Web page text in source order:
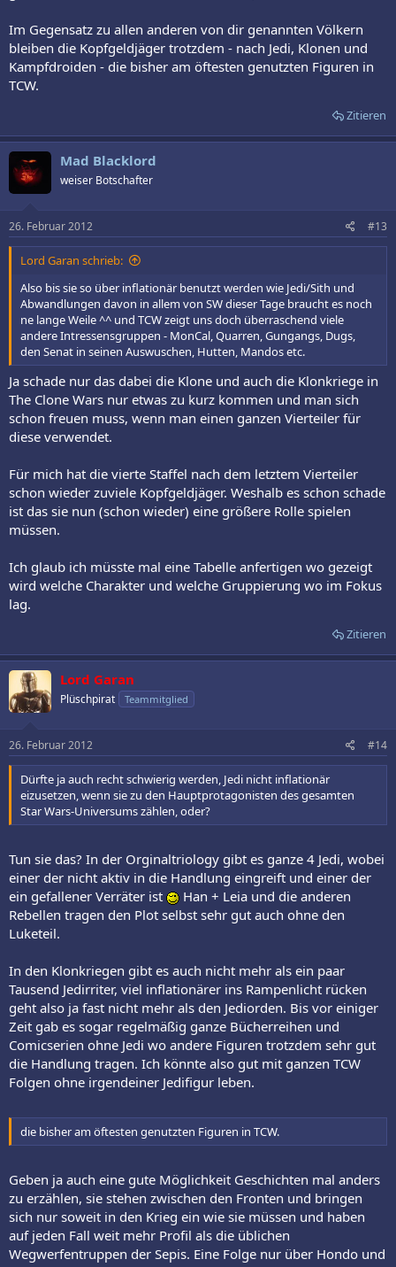
Im Gegensatz zu allen anderen von dir genannten Völkern
bleiben die Kopfgeldjäger trotzdem - nach Jedi, Klonen und
Kampfdroiden - die bisher am öftesten genutzten Figuren in
TCW.
Zitieren
Mad Blacklord
weiser Botschafter
26. Februar 2012 #13
Lord Garan schrieb:
Also bis sie so über inflationär benutzt werden wie Jedi/Sith und
Abwandlungen davon in allem von SW dieser Tage braucht es noch
ne lange Weile ^^ und TCW zeigt uns doch überraschend viele
andere Intressensgruppen - MonCal, Quarren, Gungangs, Dugs,
den Senat in seinen Auswuschen, Hutten, Mandos etc.
Ja schade nur das dabei die Klone und auch die Klonkriege in
The Clone Wars nur etwas zu kurz kommen und man sich
schon freuen muss, wenn man einen ganzen Vierteiler für
diese verwendet.
Für mich hat die vierte Staffel nach dem letztem Vierteiler
schon wieder zuviele Kopfgeldjäger. Weshalb es schon schade
ist das sie nun (schon wieder) eine größere Rolle spielen
müssen.
Ich glaub ich müsste mal eine Tabelle anfertigen wo gezeigt
wird welche Charakter und welche Gruppierung wo im Fokus
lag.
Zitieren
Lord Garan
Plüschpirat Teammitglied
26. Februar 2012 #14
Dürfte ja auch recht schwierig werden, Jedi nicht inflationär
eizusetzen, wenn sie zu den Hauptprotagonisten des gesamten
Star Wars-Universums zählen, oder?
Tun sie das? In der Orginaltriology gibt es ganze 4 Jedi, wobei
einer der nicht aktiv in die Handlung eingreift und einer der
ein gefallener Verräter ist
Han + Leia und die anderen
Rebellen tragen den Plot selbst sehr gut auch ohne den
Luketeil.
In den Klonkriegen gibt es auch nicht mehr als ein paar
Tausend Jedirriter, viel inflationärer ins Rampenlicht rücken
geht also ja fast nicht mehr als den Jediorden. Bis vor einiger
Zeit gab es sogar regelmäßig ganze Bücherreihen und
Comicserien ohne Jedi wo andere Figuren trotzdem sehr gut
die Handlung tragen. Ich könnte also gut mit ganzen TCW
Folgen ohne irgendeiner Jedifigur leben.
die bisher am öftesten genutzten Figuren in TCW.
Geben ja auch eine gute Möglichkeit Geschichten mal anders
zu erzählen, sie stehen zwischen den Fronten und bringen
sich nur soweit in den Krieg ein wie sie müssen und haben
auf jeden Fall weit mehr Profil als die üblichen
Wegwerfentruppen der Sepis. Eine Folge nur über Hondo und